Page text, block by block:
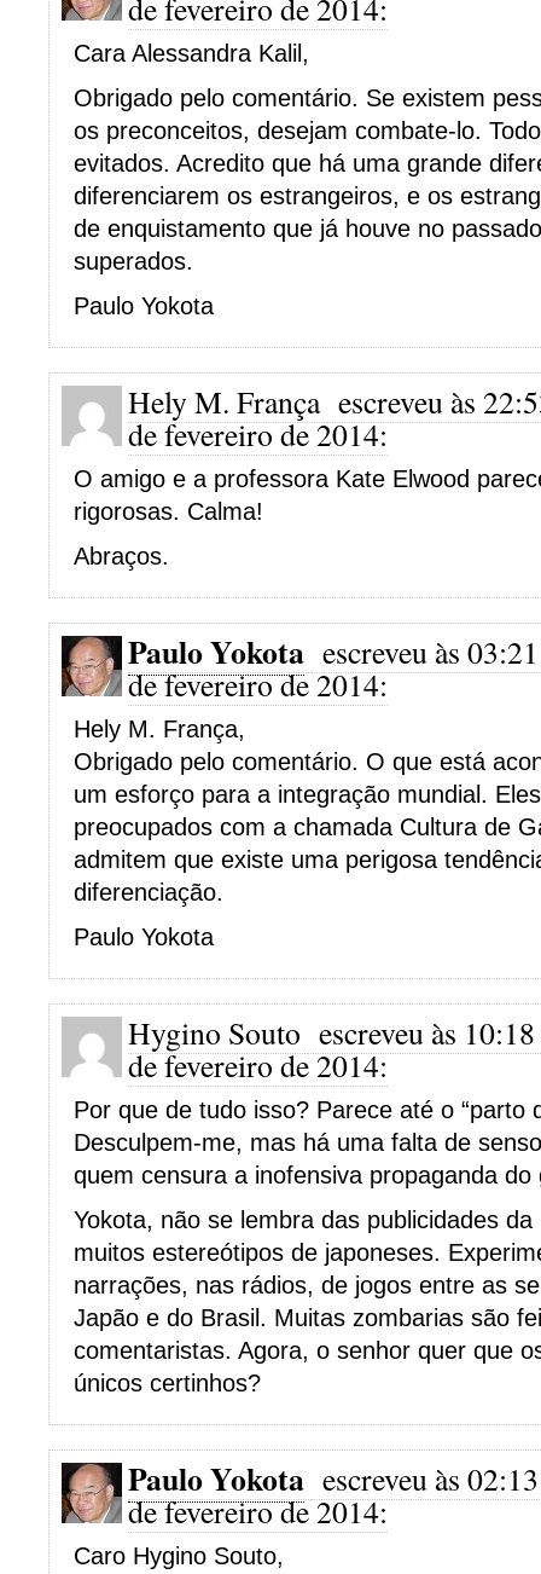
de fevereiro de 2014:
Cara Alessandra Kalil,
Obrigado pelo comentário. Se existem
os preconceitos, desejam combate-lo.
evitados. Acredito que há uma grande
diferenciarem os estrangeiros, e os
de enquistamento que já houve no
superados.
Paulo Yokota
Hely M. França escreveu às
de fevereiro de 2014:
O amigo e a professora Kate Elwood
rigorosas. Calma!
Abraços.
Paulo Yokota escreveu às
de fevereiro de 2014:
Hely M. França,
Obrigado pelo comentário. O que está
um esforço para a integração mundial.
preocupados com a chamada Cultura de
admitem que existe uma perigosa
diferenciação.
Paulo Yokota
Hygino Souto escreveu às
de fevereiro de 2014:
Por que de tudo isso? Parece até o “parto
Desculpem-me, mas há uma falta de
quem censura a inofensiva propaganda do
Yokota, não se lembra das publicidades
muitos estereótipos de japoneses.
narrações, nas rádios, de jogos entre as
Japão e do Brasil. Muitas zombarias são
comentaristas. Agora, o senhor quer que
únicos certinhos?
Paulo Yokota escreveu às
de fevereiro de 2014:
Caro Hygino Souto,